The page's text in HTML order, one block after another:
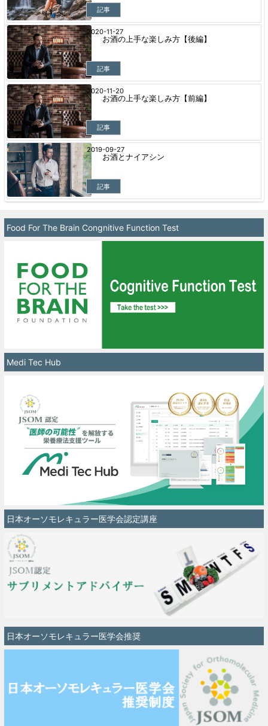
記事
お酒の上手な楽しみ方【後編】
記事
2020-11-27
お酒の上手な楽しみ方【前編】
記事
2020-11-20
お酒とナイアシン
記事
2019-09-27
Food For The Brain Congnitive Function Test
Medi Tec Hub
日本オーソモレキュラー医学会認定講座
日本オーソモレキュラー医学会推奨